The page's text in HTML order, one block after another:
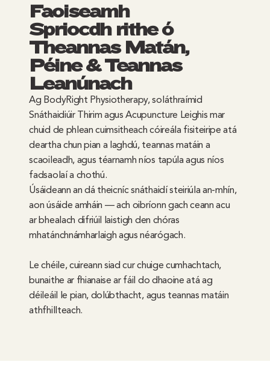
Faoiseamh
Spriocdhírithe ó
Theannas Matán,
Péine & Teannas
Leanúnach
Ag BodyRight Physiotherapy, soláthraímid
Snáthaidiúir Thirim agus Acupuncture Leighis mar
chuid de phlean cuimsitheach cóireála fisiteiripe atá
deartha chun pian a laghdú, teannas matáin a
scaoileadh, agus téarnamh níos tapúla agus níos
fadsaolaí a chothú.
Úsáideann an dá theicníc snáthaidí steiriúla an-mhín,
aon úsáide amháin — ach oibríonn gach ceann acu
ar bhealach difriúil laistigh den chóras
mhatánchnámharlaigh agus néarógach.
Le chéile, cuireann siad cur chuige cumhachtach,
bunaithe ar fhianaise ar fáil do dhaoine atá ag
déileáil le pian, dolúbthacht, agus teannas matáin
athfhillteach.